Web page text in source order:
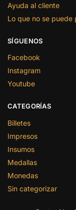
Ayuda al cliente
Lo que no se puede
SÍGUENOS
Facebook
Instagram
Youtube
CATEGORÍAS
Billetes
Impresos
Insumos
Medallas
Monedas
Sin categorizar